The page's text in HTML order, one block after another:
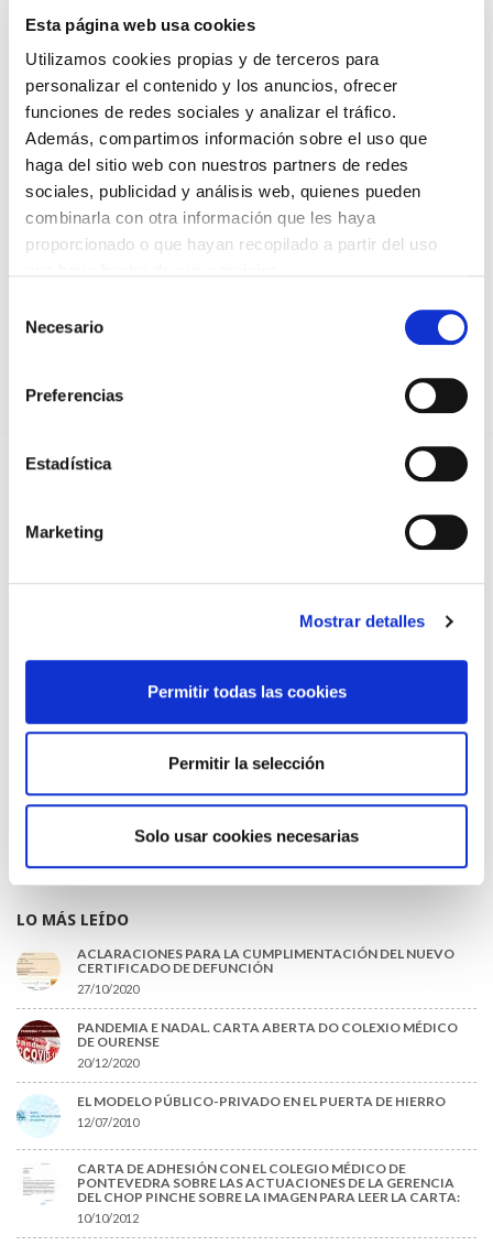
Esta página web usa cookies
Utilizamos cookies propias y de terceros para
personalizar el contenido y los anuncios, ofrecer
funciones de redes sociales y analizar el tráfico.
Además, compartimos información sobre el uso que
haga del sitio web con nuestros partners de redes
sociales, publicidad y análisis web, quienes pueden
combinarla con otra información que les haya
proporcionado o que hayan recopilado a partir del uso
Necesario
Preferencias
Estadística
Marketing
Mostrar detalles
Permitir todas las cookies
Permitir la selección
Solo usar cookies necesarias
DESTACADAS
SANIDAD CREA UN DIPLOMA OFICIAL PARA RECONOCER LA
LABOR DE LOS TUTORES DE RESIDENTES
LA ALIANZA MÉDICA POR LA SALUD PLANETARIA SE ADHIERE
03/08/2026
PREMIOS DE LA REAL ACADEMIA DE MEDICINA DE GALICIA
2026
31/07/2026
28/07/2026
EL COLEGIO MÉDICO DE OURENSE CONVOCA EL I CERTAMEN
DE CASOS CLÍNICOS PARA MÉDICOS INTERNOS RESIDENTES
(MIR)
TRÁFICO SUPRIME LAS EXENCIONES MÉDICAS PARA EL USO
EL AUMENTO DE PRIMAS A MUFACE NO MEJORA LAS
09/07/2026
EL COLEGIO DE MÉDICOS DE OURENSE EXIGE MEDIDAS
COLEGIADAS/OS EN ACTIVO QUE HAN EJERCIDO O EJERCEN
DISPONIBLE LA GRABACIÓN DE LA JORNADA «SALUD,
LO MÁS LEÍDO
ACLARACIONES PARA LA CUMPLIMENTACIÓN DEL NUEVO
CERTIFICADO DE DEFUNCIÓN
27/10/2020
PANDEMIA E NADAL. CARTA ABERTA DO COLEXIO MÉDICO
DE OURENSE
20/12/2020
EL MODELO PÚBLICO-PRIVADO EN EL PUERTA DE HIERRO
12/07/2010
CARTA DE ADHESIÓN CON EL COLEGIO MÉDICO DE
PONTEVEDRA SOBRE LAS ACTUACIONES DE LA GERENCIA
DEL CHOP PINCHE SOBRE LA IMAGEN PARA LEER LA CARTA:
10/10/2012